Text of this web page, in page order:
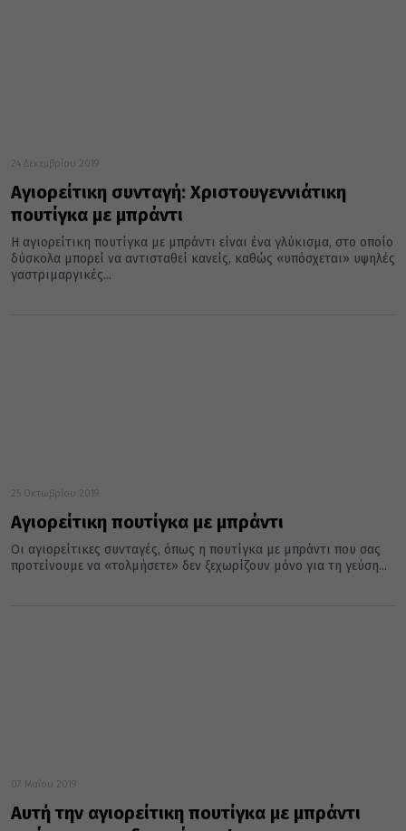
24 Δεκεμβρίου 2019
Αγιορείτικη συνταγή: Χριστουγεννιάτικη
πουτίγκα με μπράντι
Η αγιορείτικη πουτίγκα με μπράντι είναι ένα γλύκισμα, στο οποίο
δύσκολα μπορεί να αντισταθεί κανείς, καθώς «υπόσχεται» υψηλές
γαστριμαργικές...
25 Οκτωβρίου 2019
Αγιορείτικη πουτίγκα με μπράντι
Οι αγιορείτικες συνταγές, όπως η πουτίγκα με μπράντι που σας
προτείνουμε να «τολμήσετε» δεν ξεχωρίζουν μόνο για τη γεύση...
07 Μαΐου 2019
Αυτή την αγιορείτικη πουτίγκα με μπράντι